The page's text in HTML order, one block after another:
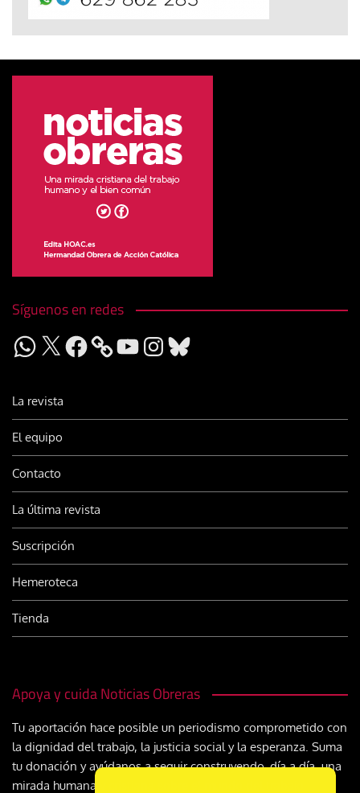
Síguenos en redes
WhatsApp
X Facebook YouTubeInstagram
Bluesky
La revista
El equipo
Contacto
La última revista
Suscripción
Hemeroteca
Tienda
Apoya y cuida Noticias Obreras
Tu aportación hace posible un periodismo comprometido con
la dignidad del trabajo, la justicia social y la esperanza. Suma
tu donación y ayúdanos a seguir construyendo, día a día, una
mirada humana y cristiana sobre el mundo del trabajo